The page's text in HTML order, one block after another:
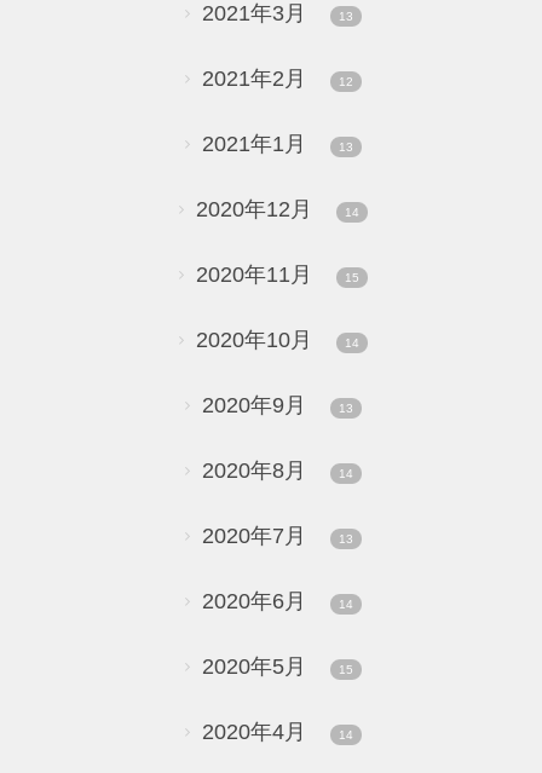
2021年3月 13
2021年2月 12
2021年1月 13
2020年12月 14
2020年11月 15
2020年10月 14
2020年9月 13
2020年8月 14
2020年7月 13
2020年6月 14
2020年5月 15
2020年4月 14